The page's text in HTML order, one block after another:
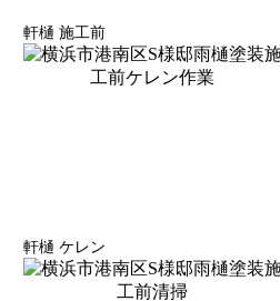
軒樋 施工前
軒樋 ケレン